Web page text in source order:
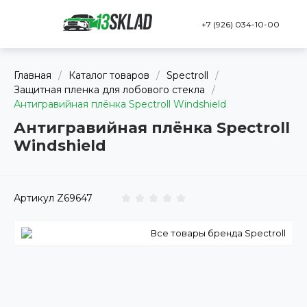
+7 (926) 034-10-00
Главная / Каталог товаров / Spectroll
/
Защитная пленка для лобового стекла
/
Антигравийная плёнка Spectroll Windshield
Антигравийная плёнка Spectroll
Windshield
Артикул Z69647
Все товары бренда Spectroll